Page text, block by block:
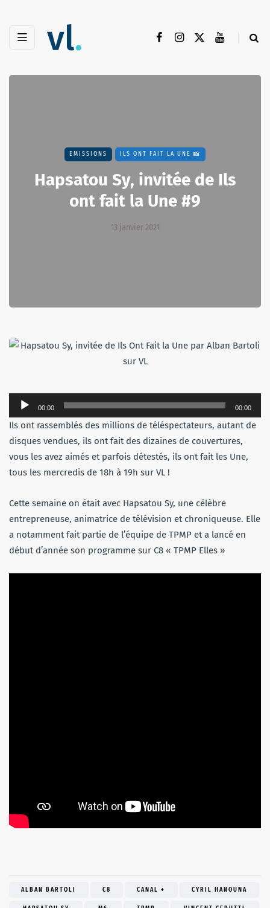
EMISSIONS ILS ONT FAIT LA UNE 📸
Hapsatou Sy, invitée de Ils
ont fait la Une #9
13 janvier 2021
Lecteur
audio
00:00 00:00
Ils ont rassemblés des millions de téléspectateurs, autant de
disques vendues, ils ont fait des dizaines de couvertures,
vous les avez aimés et parfois détestés, ils ont fait les Une,
tous les mercredis de 18h à 19h sur VL !
Cette semaine on était avec Hapsatou Sy, une célèbre
entrepreneuse, animatrice de télévision et chroniqueuse. Elle
a notamment fait partie de l’équipe de TPMP et a lancé en
début d’année son programme sur C8 « TPMP Elles »
ALBAN BARTOLI C8 CANAL + CYRIL HANOUNA